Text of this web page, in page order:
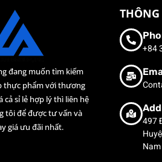
đang muốn tìm kiếm
thực phẩm với thương
cả sỉ lẻ hợp lý thì liên hệ
tôi để được tư vấn và
giá ưu đãi nhất.
+84
497
Nam